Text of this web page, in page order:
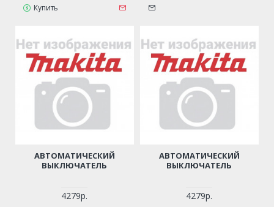
Купить
АВТОМАТИЧЕСКИЙ
ВЫКЛЮЧАТЕЛЬ
4279р.
АВТОМАТИЧЕСКИЙ
ВЫКЛЮЧАТЕЛЬ
4279р.